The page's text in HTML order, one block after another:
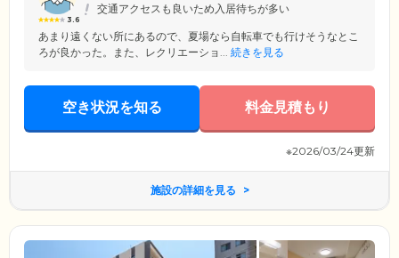
3.6
交通アクセスも良いため入居待ちが多い
あまり遠くない所にあるので、夏場なら自転車でも行けそうなとこ
ろが良かった。また、レクリエーショ... 続きを見る
空き状況を知る 料金見積もり
※2026/03/24更新
施設の詳細を見る